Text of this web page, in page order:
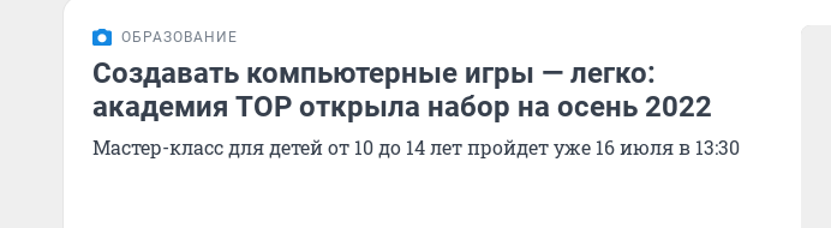
ОБРАЗОВАНИЕ
Создавать компьютерные игры — легко:
академия TOP открыла набор на осень 2022
Мастер-класс для детей от 10 до 14 лет пройдет уже 16 июля в 13:30